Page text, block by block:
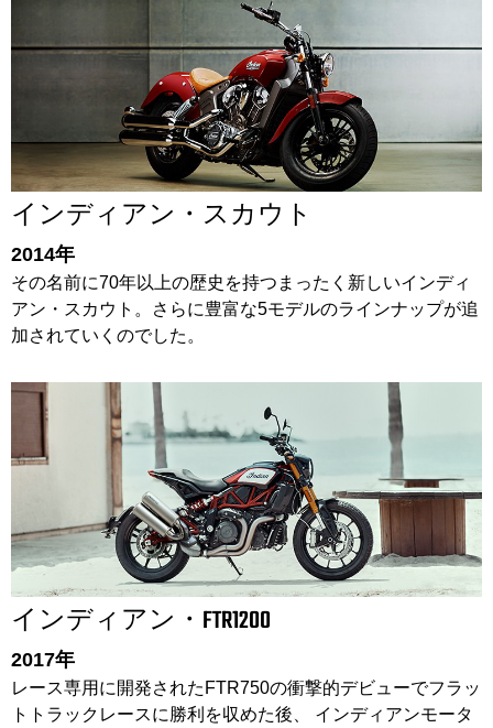
インディアン・スカウト
2014年
その名前に70年以上の歴史を持つまったく新しいインディ
アン・スカウト。さらに豊富な5モデルのラインナップが追
加されていくのでした。
インディアン・FTR1200
2017年
レース専用に開発されたFTR750の衝撃的デビューでフラッ
トトラックレースに勝利を収めた後、 インディアンモータ